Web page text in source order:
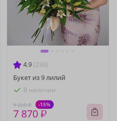
4.9 (236)
Букет из 9 лилий
В наличии
9 260 ₽ -15%
7 870 ₽